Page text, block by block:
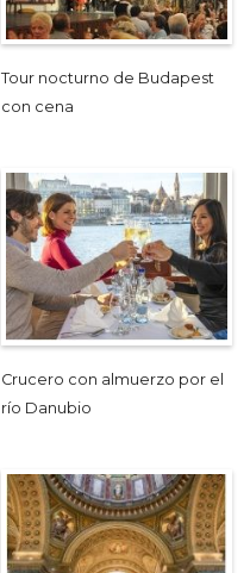
Tour nocturno de Budapest
con cena
Crucero con almuerzo por el
río Danubio